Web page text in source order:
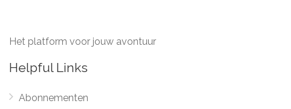
Het platform voor jouw avontuur
Helpful Links
Abonnementen